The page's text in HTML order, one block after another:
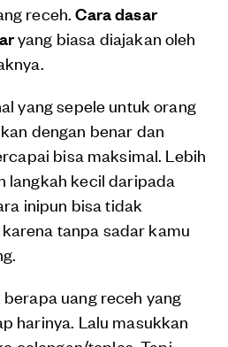
receh.Cara dasar
yang biasa diajakan oleh
yang sepele untuk orang
dengan benar dan
bisa maksimal. Lebih
langkah kecil daripada
inipun bisa tidak
tanpa sadar kamu
uang receh yang
harinya. Lalu masukkan